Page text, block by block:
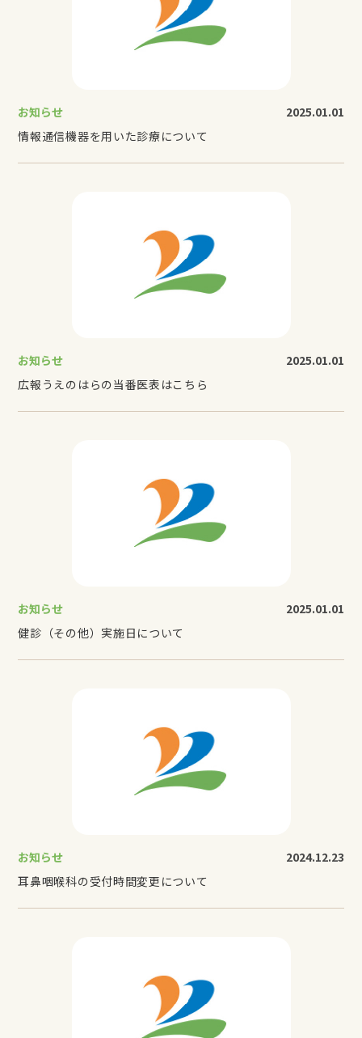
お知らせ
2025.01.01
情報通信機器を用いた診療について
お知らせ
2025.01.01
広報うえのはらの当番医表はこちら
お知らせ
2025.01.01
健診（その他）実施日について
お知らせ
2024.12.23
耳鼻咽喉科の受付時間変更について